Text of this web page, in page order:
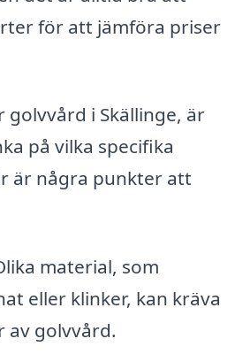
för att jämföra priser
i Skällinge, är
på vilka specifika
är några punkter att
material, som
eller klinker, kan kräva
av golvvård.